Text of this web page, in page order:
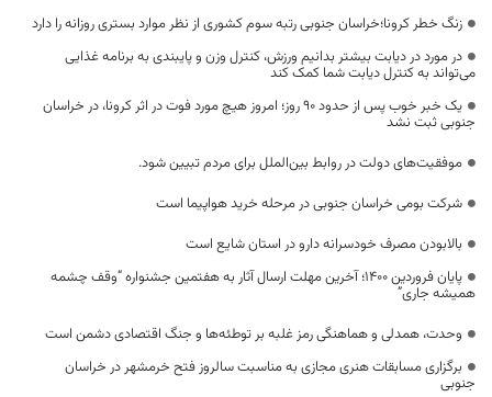
زنگ خطر کرونا؛خراسان جنوبی رتبه سوم کشوری از نظر موارد بستری روزانه را دارد
در مورد در دیابت بیشتر بدانیم ورزش، کنترل وزن و پایبندی به برنامه غذایی
می‌تواند به کنترل دیابت شما کمک کند
یک خبر خوب پس از حدود 90 روز؛ امروز هیچ مورد فوت در اثر کرونا، در خراسان
جنوبی ثبت نشد
موفقیت‌های دولت در روابط بین‌الملل برای مردم تبیین شود.
شرکت‌ بومی خراسان جنوبی در مرحله خرید هواپیما است
بالابودن مصرف خودسرانه دارو در استان شایع است
پایان فروردین ۱۴۰۰؛ آخرین مهلت ارسال آثار به هفتمین جشنواره “وقف چشمه
همیشه جاری”
وحدت، همدلی و هماهنگی رمز غلبه بر توطئه‌ها و جنگ اقتصادی دشمن است
برگزاری مسابقات هنری مجازی به مناسبت سالروز فتح خرمشهر در خراسان
جنوبی